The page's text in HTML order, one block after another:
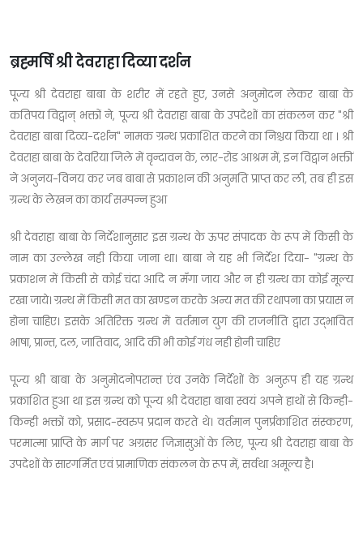
ब्रह्मर्षि श्री देवराहा दिव्या दर्शन
पूज्य श्री देवराहा बाबा के शरीर में रहते हुए, उनसे अनुमोदन लेकर बाबा के
कतिपय विद्वान् भक्तों ने, पूज्य श्री देवराहा बाबा के उपदेशों का संकलन कर "श्री
देवराहा बाबा दिव्य-दर्शन" नामक ग्रन्थ प्रकाशित करने का निश्चय किया था । श्री
देवराहा बाबा के देवरिया जिले में वृन्दावन के, लार-रोड आश्रम में, इन विद्वान भक्तीं
ने अनुनय-विनय कर जब बाबा से प्रकाशन की अनुमति प्राप्त कर ली, तब ही इस
ग्रन्थ के लेखन का कार्य सम्पन्न हुआ
श्री देवराहा बाबा के निर्देशानुसार इस ग्रन्थ के ऊपर संपादक के रूप में किसी के
नाम का उल्लेख नही किया जाना था। बाबा ने यह भी निर्देश दिया- "ग्रन्थ के
प्रकाशन में किसी से कोई चंदा आदि न मँगा जाय और न ही ग्रन्थ का कोई मूल्य
रखा जाये। ग्रन्थ में किसी मत का खण्डन करके अन्य मत की रथापना का प्रयास न
होना चाहिए। इसके अतिरिक्त ग्रन्थ में वर्तमान युग की राजनीति द्वारा उद्भावित
भाषा, प्रान्त, दल, जातिवाद, आदि की भी कोई गंध नही होनी चाहिए
पूज्य श्री बाबा के अनुमोदनोपरान्त एंव उनके निर्देशों के अनुरूप ही यह ग्रन्थ
प्रकाशित हुआ था इस ग्रन्थ को पूज्य श्री देवराहा बाबा स्वयं अपने हाथों से किन्ही-
किन्ही भक्तों को, प्रसाद-स्वरुप प्रदान करते थे। वर्तमान पुनर्प्रकाशित संस्करण,
परमात्मा प्राप्ति के मार्ग पर अग्रसर जिज्ञासुओं के लिए, पूज्य श्री देवराहा बाबा के
उपदेशों के सारगर्मित एवं प्रामाणिक संकलन के रूप में, सर्वथा अमूल्य है।